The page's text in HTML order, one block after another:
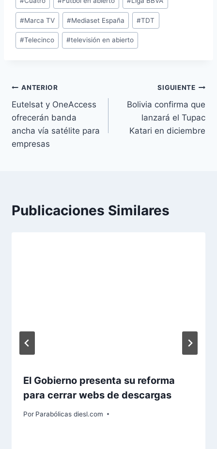
de
la
entrada:
#Marca TV #Mediaset España #TDT
#Telecinco #televisión en abierto
Navegación
de
entradas
ANTERIOR
Eutelsat y OneAccess
ofrecerán banda
ancha vía satélite para
empresas
SIGUIENTE
Bolivia confirma que
lanzará el Tupac
Katari en diciembre
Publicaciones Similares
El Gobierno presenta su reforma
para cerrar webs de descargas
Por Parabólicas diesl.com